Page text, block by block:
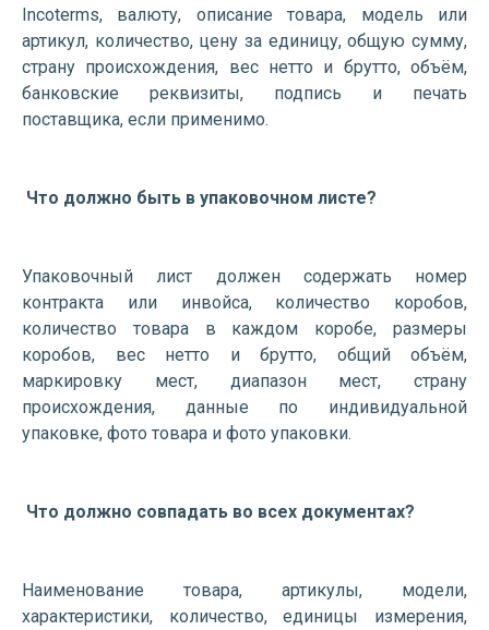
Incoterms, валюту, описание товара, модель или
артикул, количество, цену за единицу, общую сумму,
страну происхождения, вес нетто и брутто, объём,
банковские реквизиты, подпись и печать
поставщика, если применимо.
Что должно быть в упаковочном листе?
Упаковочный лист должен содержать номер
контракта или инвойса, количество коробов,
количество товара в каждом коробе, размеры
коробов, вес нетто и брутто, общий объём,
маркировку мест, диапазон мест, страну
происхождения, данные по индивидуальной
упаковке, фото товара и фото упаковки.
Что должно совпадать во всех документах?
Наименование товара, артикулы, модели,
характеристики, количество, единицы измерения,